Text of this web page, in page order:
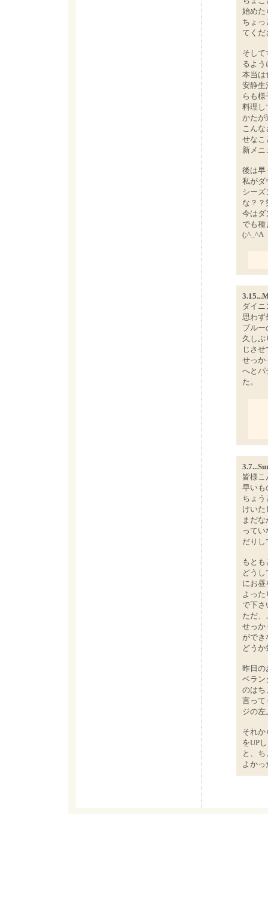
始めた
ちょっ
てくだ
そして
るよう
本当は
安静生
らも
料理し
かたが
こんな
せなこ
新メニ
後は早
私がダ
シーズ
な？？
今はダ
でも種
(;^_^A
ダイニ
思わず
ブル
久しぶ
じさ
せっか
へとパ
た。
皆様こ
早いも
ちょう
けいた
まだ
って
だりし
もと
どう
にお昼
よった
で下さ
ただ、
せっか
ができ
どう
昨日の
ベラン
のはち
言って
ジの左
それか
をUP
と、
よかっ